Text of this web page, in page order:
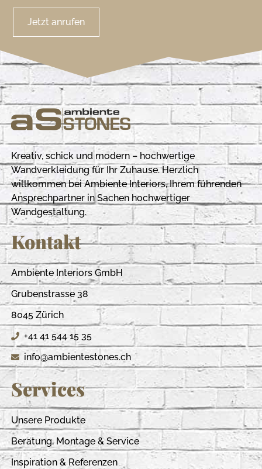
Jetzt anrufen
Kreativ, schick und modern – hochwertige
Wandverkleidung für Ihr Zuhause. Herzlich
willkommen bei Ambiente Interiors, Ihrem führenden
Ansprechpartner in Sachen hochwertiger
Wandgestaltung.
Kontakt
Ambiente Interiors GmbH
Grubenstrasse 38
8045 Zürich
+41 41 544 15 35
info@ambientestones.ch
Services
Unsere Produkte
Beratung, Montage & Service
Inspiration & Referenzen